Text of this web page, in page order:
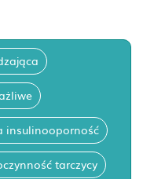
insulinooporność
tarczycy